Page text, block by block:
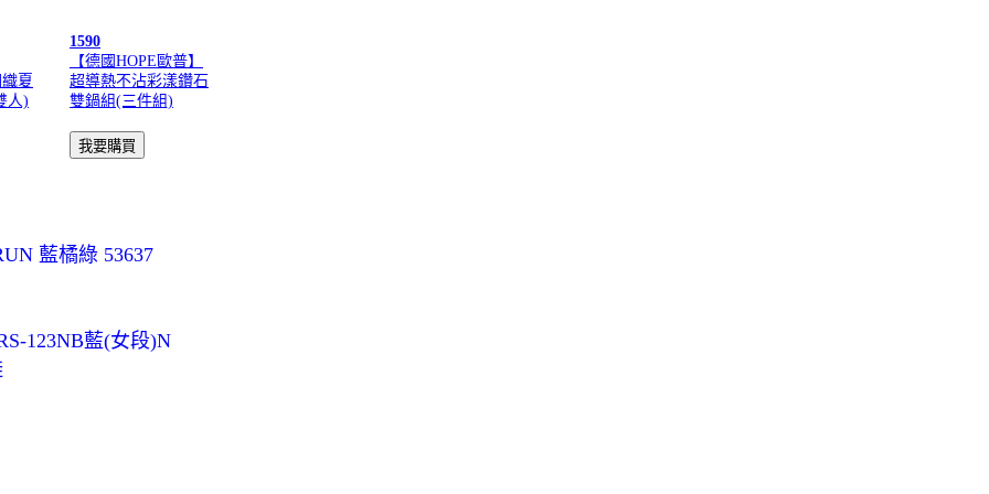
夏
人)
1590
【德國HOPE歐普】
超導熱不沾彩漾鑽石
雙鍋組(三件組)
藍橘綠 53637
123NB藍(女段)N